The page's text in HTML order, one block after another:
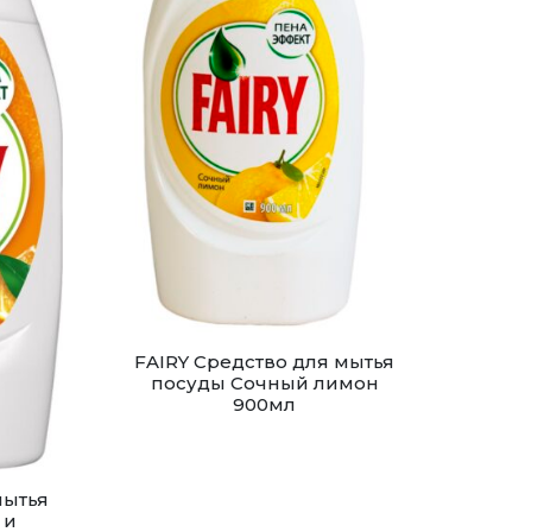
FAIRY Средство для мытья
посуды Сочный лимон
900мл